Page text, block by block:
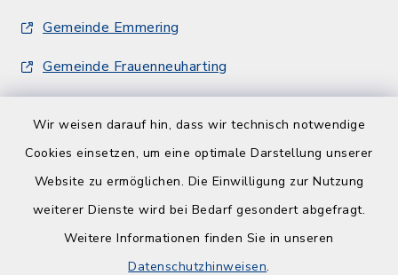
Wir weisen darauf hin, dass wir technisch notwendige
Cookies einsetzen, um eine optimale Darstellung unserer
Website zu ermöglichen. Die Einwilligung zur Nutzung
weiterer Dienste wird bei Bedarf gesondert abgefragt.
Weitere Informationen finden Sie in unseren
Datenschutzhinweisen.
Gemeinde Emmering
Gemeinde Frauenneuharting
Barrierefreiheit